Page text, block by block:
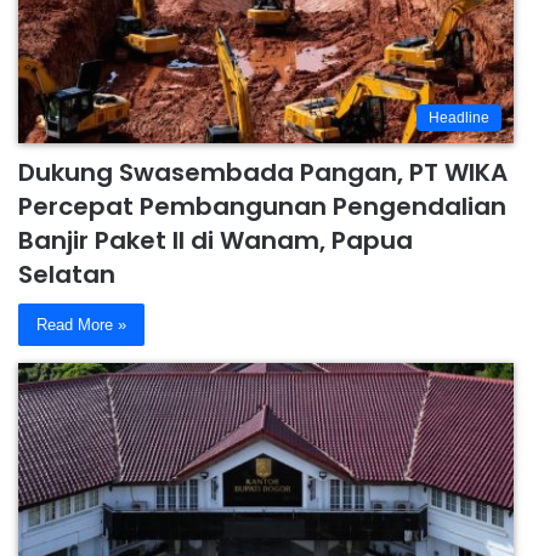
Headline
Dukung Swasembada Pangan, PT WIKA
Percepat Pembangunan Pengendalian
Banjir Paket II di Wanam, Papua
Selatan
Read More »